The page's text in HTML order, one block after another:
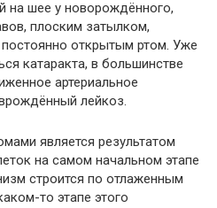
на шее у новорождённого,
плоским затылком,
открытым ртом. Уже
катаракта, в большинстве
артериальное
лейкоз.
является результатом
на самом начальном этапе
строится по отлаженным
то этапе этого